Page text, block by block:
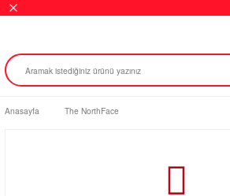
Anasayfa The NorthFace